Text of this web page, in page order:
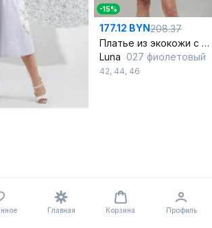
-15%
177.12 BYN208.37
Платье из экокожи с декоративными складками и расширением к низу
Luna 027 фиолетовый
42, 44, 46
Главная Корзина Профиль